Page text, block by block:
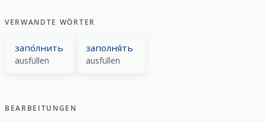
VERWANDTE WÖRTER
запо́лнить
ausfüllen
заполня́ть
ausfüllen
BEARBEITUNGEN